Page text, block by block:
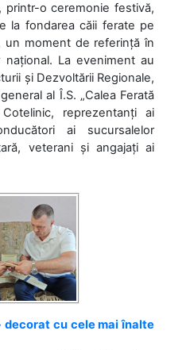
printr-o ceremonie festivă,
la fondarea căii ferate pe
un moment de referință în
La eveniment au
și Dezvoltării Regionale,
al Î.S. „Calea Ferată
reprezentanți ai
ai sucursalelor
veterani și angajați ai
decorat cu cele mai înalte